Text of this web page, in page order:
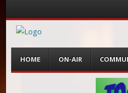
Menu
content
HOME ON-AIR